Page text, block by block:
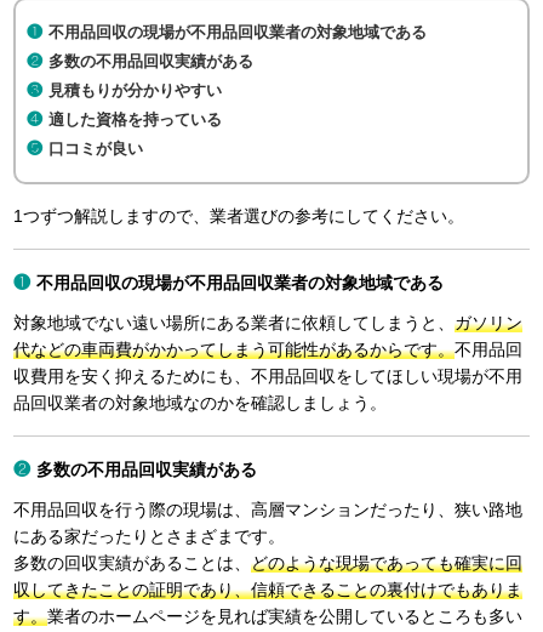
不用品回収の現場が不用品回収業者の対象地域である
多数の不用品回収実績がある
見積もりが分かりやすい
適した資格を持っている
口コミが良い
1つずつ解説しますので、業者選びの参考にしてください。
不用品回収の現場が不用品回収業者の対象地域である
対象地域でない遠い場所にある業者に依頼してしまうと、ガソリン
代などの車両費がかかってしまう可能性があるからです。不用品回
収費用を安く抑えるためにも、不用品回収をしてほしい現場が不用
品回収業者の対象地域なのかを確認しましょう。
多数の不用品回収実績がある
不用品回収を行う際の現場は、高層マンションだったり、狭い路地
にある家だったりとさまざまです。
多数の回収実績があることは、どのような現場であっても確実に回
収してきたことの証明であり、信頼できることの裏付けでもありま
す。業者のホームページを見れば実績を公開しているところも多い